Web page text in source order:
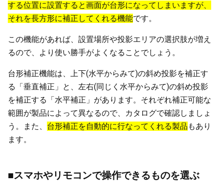
する位置に設置すると画面が台形になってしまいますが、
それを長方形に補正してくれる機能です。
この機能があれば、設置場所や投影エリアの選択肢が増え
るので、より使い勝手がよくなることでしょう。
台形補正機能は、上下(水平からみて)の斜め投影を補正す
る「垂直補正」と、左右(同じく水平からみて)の斜め投影
を補正する「水平補正」があります。それぞれ補正可能な
範囲が製品によって異なるので、カタログで確認しましょ
う。また、 台形補正を自動的に行なってくれる製品 もあり
ます。
■スマホやリモコンで操作できるものを選ぶ